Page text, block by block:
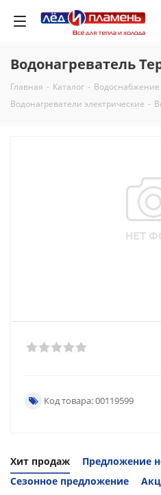
Водонагреватель
Главная - Каталог - Водоснабжение
Водонагреватели электрические -
Код товара: 00119599
Хит продаж
Предложение
Сезонное предложение